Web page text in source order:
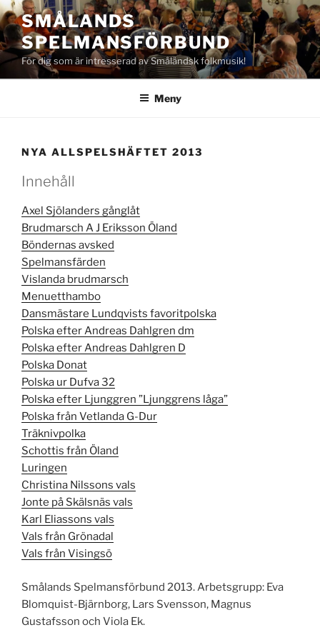
Hoppa
till
innehåll
SMÅLANDS
SPELMANSFÖRBUND
För dig som är intresserad av Småländsk folkmusik!
Meny
NYA ALLSPELSHÄFTET 2013
Innehåll
Axel Sjölanders gånglåt
Brudmarsch A J Eriksson Öland
Böndernas avsked
Spelmansfärden
Vislanda brudmarsch
Menuetthambo
Dansmästare Lundqvists favoritpolska
Polska efter Andreas Dahlgren dm
Polska efter Andreas Dahlgren D
Polska Donat
Polska ur Dufva 32
Polska efter Ljunggren ”Ljunggrens låga”
Polska från Vetlanda G-Dur
Träknivpolka
Schottis från Öland
Luringen
Christina Nilssons vals
Jonte på Skälsnäs vals
Karl Eliassons vals
Vals från Grönadal
Vals från Visingsö
Smålands Spelmansförbund 2013. Arbetsgrupp: Eva
Blomquist-Bjärnborg, Lars Svensson, Magnus
Gustafsson och Viola Ek.